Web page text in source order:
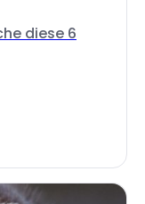
diese 6